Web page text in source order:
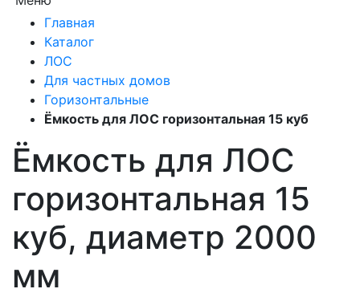
Главная
Каталог
ЛОС
Для частных домов
Горизонтальные
Ёмкость для ЛОС горизонтальная 15 куб
Ёмкость для ЛОС
горизонтальная 15
куб, диаметр 2000
мм